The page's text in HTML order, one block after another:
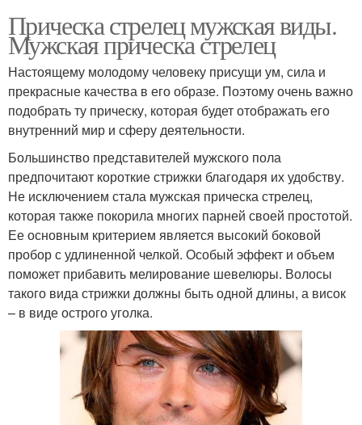
Прическа стрелец мужская виды.
Мужская прическа стрелец
Настоящему молодому человеку присущи ум, сила и
прекрасные качества в его образе. Поэтому очень важно
подобрать ту прическу, которая будет отображать его
внутренний мир и сферу деятельности.
Большинство представителей мужского пола
предпочитают короткие стрижки благодаря их удобству.
Не исключением стала мужская прическа стрелец,
которая также покорила многих парней своей простотой.
Ее основным критерием является высокий боковой
пробор с удлиненной челкой. Особый эффект и объем
поможет прибавить мелирование шевелюры. Волосы
такого вида стрижки должны быть одной длины, а висок
– в виде острого уголка.